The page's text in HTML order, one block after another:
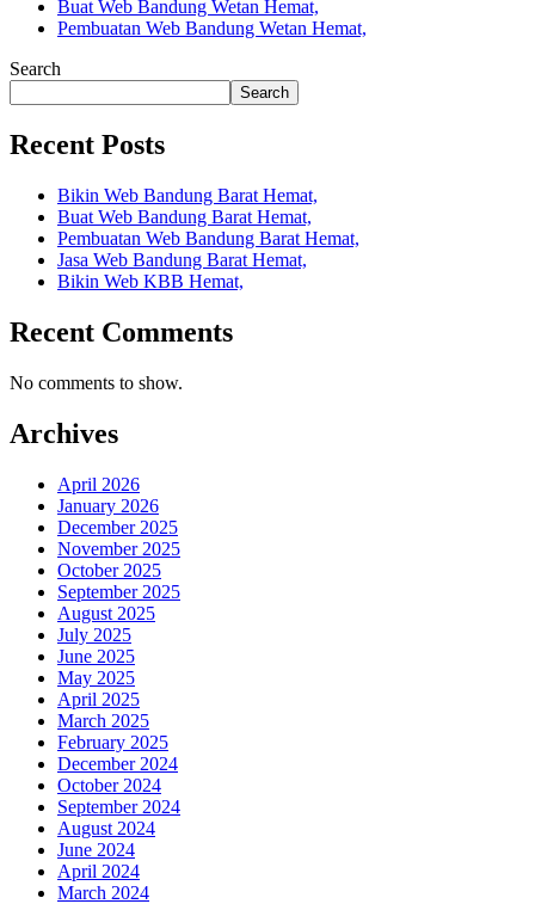
Buat Web Bandung Wetan Hemat,
Pembuatan Web Bandung Wetan Hemat,
Search
Search
Recent Posts
Bikin Web Bandung Barat Hemat,
Buat Web Bandung Barat Hemat,
Pembuatan Web Bandung Barat Hemat,
Jasa Web Bandung Barat Hemat,
Bikin Web KBB Hemat,
Recent Comments
No comments to show.
Archives
April 2026
January 2026
December 2025
November 2025
October 2025
September 2025
August 2025
July 2025
June 2025
May 2025
April 2025
March 2025
February 2025
December 2024
October 2024
September 2024
August 2024
June 2024
April 2024
March 2024